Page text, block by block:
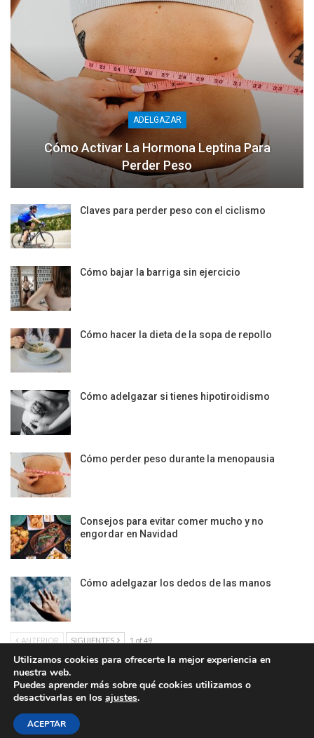
ADELGAZAR
Cómo Activar La Hormona Leptina Para
Perder Peso
Claves para perder peso con el ciclismo
Cómo bajar la barriga sin ejercicio
Cómo hacer la dieta de la sopa de repollo
Cómo adelgazar si tienes hipotiroidismo
Cómo perder peso durante la menopausia
Consejos para evitar comer mucho y no
engordar en Navidad
Cómo adelgazar los dedos de las manos
ANTERIOR SIGUIENTES 1 of 49
Condiciones Legales
Utilizamos cookies para ofrecerte la mejor experiencia en
nuestra web.
Puedes aprender más sobre qué cookies utilizamos o
desactivarlas en los ajustes.
ACEPTAR